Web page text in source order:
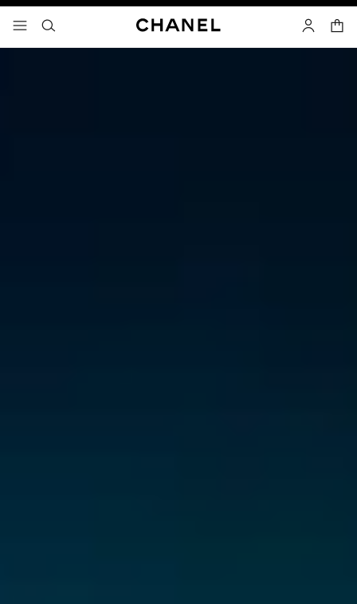
메뉴 - 기본 탐색
- 네비게이션
검색 마이 페
장바